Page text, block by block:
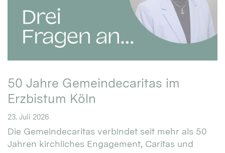
50 Jahre Gemeindecaritas im
Erzbistum Köln
23. Juli 2026
Die Gemeindecaritas verbindet seit mehr als 50
Jahren kirchliches Engagement, Caritas und